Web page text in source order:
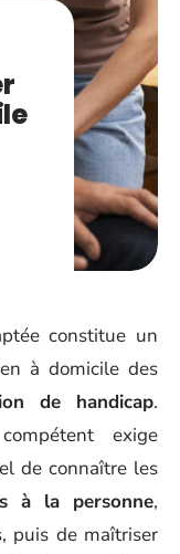
constitue un
à domicile des
de handicap.
exige
de connaître les
à la personne,
puis de maîtriser